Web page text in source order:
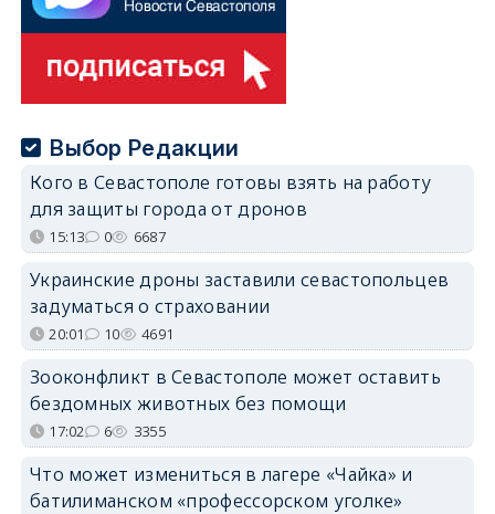
Выбор Редакции
Кого в Севастополе готовы взять на работу
для защиты города от дронов
15:13 0 6687
Украинские дроны заставили севастопольцев
задуматься о страховании
20:01 10 4691
Зооконфликт в Севастополе может оставить
бездомных животных без помощи
17:02 6 3355
Что может измениться в лагере «Чайка» и
батилиманском «профессорском уголке»